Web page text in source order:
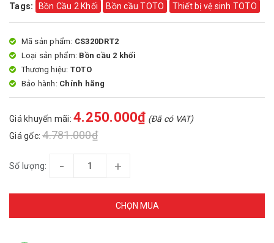
Tags: Bồn Cầu 2 Khối Bồn cầu TOTO Thiết bị vệ sinh TOTO
Mã sản phẩm: CS320DRT2
Loại sản phẩm: Bồn cầu 2 khối
Thương hiệu: TOTO
Bảo hành: Chính hãng
Giá khuyến mãi: 4.250.000₫ (Đã có VAT)
Giá gốc:4.781.000₫
Số lượng: - +
CHỌN MUA